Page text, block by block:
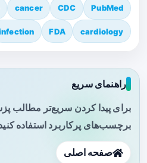
PubMed
CDC
cancer
cardiology
FDA
راهنمای سریع
برای پیدا کردن سریع‌تر مطالب
برچسب‌های پرکاربرد استفاده
صفحه اصلی